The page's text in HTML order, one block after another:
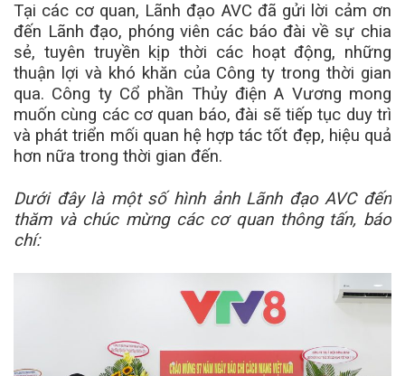
Tại các cơ quan, Lãnh đạo AVC đã gửi lời cảm ơn
đến Lãnh đạo, phóng viên các báo đài về sự chia
sẻ, tuyên truyền kịp thời các hoạt động, những
thuận lợi và khó khăn của Công ty trong thời gian
qua. Công ty Cổ phần Thủy điện A Vương mong
muốn cùng các cơ quan báo, đài sẽ tiếp tục duy trì
và phát triển mối quan hệ hợp tác tốt đẹp, hiệu quả
hơn nữa trong thời gian đến.
Dưới đây là một số hình ảnh Lãnh đạo AVC đến
thăm và chúc mừng các cơ quan thông tấn, báo
chí: